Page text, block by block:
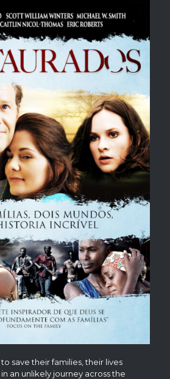
save their families, their lives
an unlikely journey across the